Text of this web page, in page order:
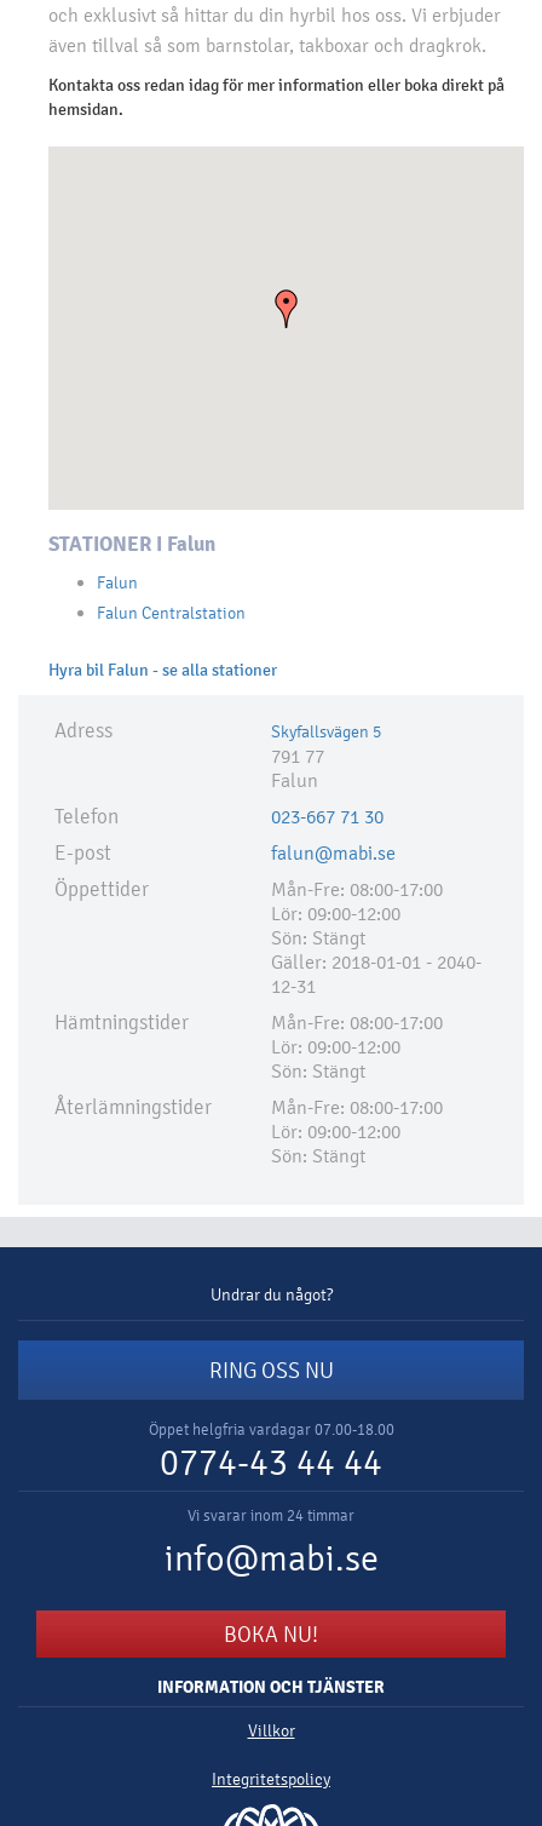
och exklusivt så hittar du din hyrbil hos oss. Vi erbjuder
även tillval så som barnstolar, takboxar och dragkrok.
Kontakta oss redan idag för mer information eller boka direkt på
hemsidan.
STATIONER I Falun
Falun
Falun Centralstation
Hyra bil Falun - se alla stationer
Adress Skyfallsvägen 5
791 77
Falun
Telefon 023-667 71 30
E-post falun@mabi.se
Öppettider
Mån-Fre: 08:00-17:00
Lör: 09:00-12:00
Sön: Stängt
Gäller: 2018-01-01 - 2040-
12-31
Hämtningstider
Mån-Fre: 08:00-17:00
Lör: 09:00-12:00
Sön: Stängt
Återlämningstider
Mån-Fre: 08:00-17:00
Lör: 09:00-12:00
Sön: Stängt
Undrar du något?
RING OSS NU
Öppet helgfria vardagar 07.00-18.00
0774-43 44 44
Vi svarar inom 24 timmar
info@mabi.se
BOKA NU!
INFORMATION OCH TJÄNSTER
Villkor
Integritetspolicy